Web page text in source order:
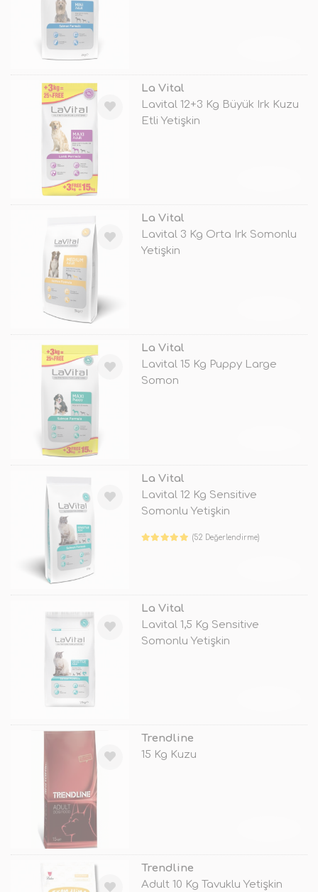
La Vital
Lavital 12+3 Kg Büyük Irk Kuzu
Etli Yetişkin
La Vital
Lavital 3 Kg Orta Irk Somonlu
Yetişkin
La Vital
Lavital 15 Kg Puppy Large
Somon
La Vital
Lavital 12 Kg Sensitive
Somonlu Yetişkin
(52 Değerlendirme)
La Vital
Lavital 1,5 Kg Sensitive
Somonlu Yetişkin
Trendline
15 Kg Kuzu
Trendline
Adult 10 Kg Tavuklu Yetişkin